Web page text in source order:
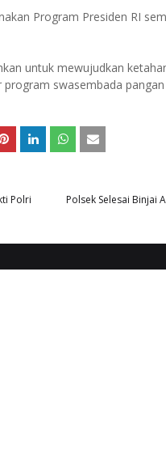
Program Presiden RI
untuk mewujudkan
swasembada
Polsek Selesai Binjai
Polri